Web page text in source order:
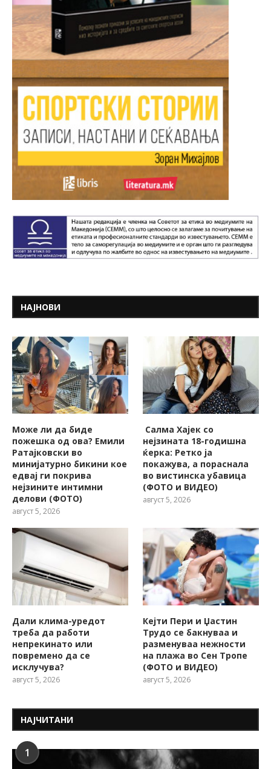
НАЈНОВИ
Може ли да биде
пожешкa од ова? Емили
Ратајковски во
минијатурно бикини кое
едвај ги покрива
нејзините интимни
делови (ФОТО)
август 5, 2026
Салма Хајек со
нејзината 18-годишна
ќерка: Ретко ја
покажува, a пораснала
во вистинска убавица
(ФОТО и ВИДЕО)
август 5, 2026
Дали клима-уредот
треба да работи
непрекинато или
повремено да се
исклучува?
август 5, 2026
Кејти Пери и Џастин
Трудо се бакнуваа и
разменуваа нежности
на плажа во Сен Тропе
(ФОТО и ВИДЕО)
август 5, 2026
НАЈЧИТАНИ
1